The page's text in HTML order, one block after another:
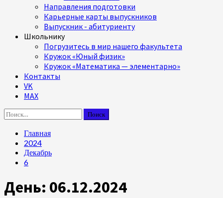
Направления подготовки
Карьерные карты выпускников
Выпускник - абитуриенту
Школьнику
Погрузитесь в мир нашего факультета
Кружок «Юный физик»
Кружок «Математика — элементарно»
Контакты
VK
MAX
Найти:
Главная
2024
Декабрь
6
День: 06.12.2024